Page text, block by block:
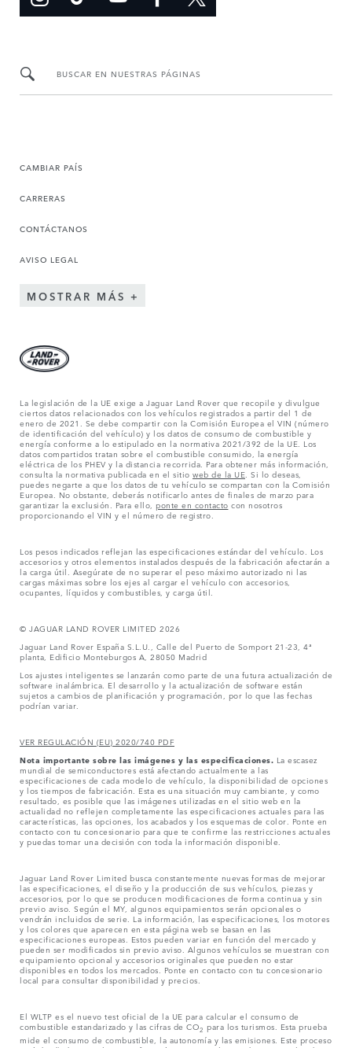
BUSCAR EN NUESTRAS PÁGINAS
CAMBIAR PAÍS
CARRERAS
CONTÁCTANOS
AVISO LEGAL
MOSTRAR MÁS
La legislación de la UE exige a Jaguar Land Rover que recopile y divulgue
ciertos datos relacionados con los vehículos registrados a partir del 1 de
enero de 2021. Se debe compartir con la Comisión Europea el VIN (número
de identificación del vehículo) y los datos de consumo de combustible y
energía conforme a lo estipulado en la normativa 2021/392 de la UE. Los
datos compartidos tratan sobre el combustible consumido, la energía
eléctrica de los PHEV y la distancia recorrida. Para obtener más información,
consulta la normativa publicada en el sitio web de la UE . Si lo deseas,
puedes negarte a que los datos de tu vehículo se compartan con la Comisión
Europea. No obstante, deberás notificarlo antes de finales de marzo para
garantizar la exclusión. Para ello, ponte en contacto con nosotros
proporcionando el VIN y el número de registro.
Los pesos indicados reflejan las especificaciones estándar del vehículo. Los
accesorios y otros elementos instalados después de la fabricación afectarán a
la carga útil. Asegúrate de no superar el peso máximo autorizado ni las
cargas máximas sobre los ejes al cargar el vehículo con accesorios,
ocupantes, líquidos y combustibles, y carga útil.
© JAGUAR LAND ROVER LIMITED 2026
Jaguar Land Rover España S.L.U., Calle del Puerto de Somport 21-23, 4ª
planta, Edificio Monteburgos A, 28050 Madrid
Los ajustes inteligentes se lanzarán como parte de una futura actualización de
software inalámbrica. El desarrollo y la actualización de software están
sujetos a cambios de planificación y programación, por lo que las fechas
podrían variar.
VER REGULACIÓN (EU) 2020/740 PDF
Nota importante sobre las imágenes y las especificaciones. La escasez
mundial de semiconductores está afectando actualmente a las
especificaciones de cada modelo de vehículo, la disponibilidad de opciones
y los tiempos de fabricación. Esta es una situación muy cambiante, y como
resultado, es posible que las imágenes utilizadas en el sitio web en la
actualidad no reflejen completamente las especificaciones actuales para las
características, las opciones, los acabados y los esquemas de color. Ponte en
contacto con tu concesionario para que te confirme las restricciones actuales
y puedas tomar una decisión con toda la información disponible.
Jaguar Land Rover Limited busca constantemente nuevas formas de mejorar
las especificaciones, el diseño y la producción de sus vehículos, piezas y
accesorios, por lo que se producen modificaciones de forma continua y sin
previo aviso. Según el MY, algunos equipamientos serán opcionales o
vendrán incluidos de serie. La información, las especificaciones, los motores
y los colores que aparecen en esta página web se basan en las
especificaciones europeas. Estos pueden variar en función del mercado y
pueden ser modificados sin previo aviso. Algunos vehículos se muestran con
equipamiento opcional y accesorios originales que pueden no estar
disponibles en todos los mercados. Ponte en contacto con tu concesionario
local para consultar disponibilidad y precios.
El WLTP es el nuevo test oficial de la UE para calcular el consumo de
combustible estandarizado y las cifras de CO2 para los turismos. Esta prueba
mide el consumo de combustible, la autonomía y las emisiones. Este proceso